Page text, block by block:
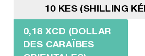
10 KES (SHILLING
0,18 XCD (DOLLAR
DES CARAÏBES